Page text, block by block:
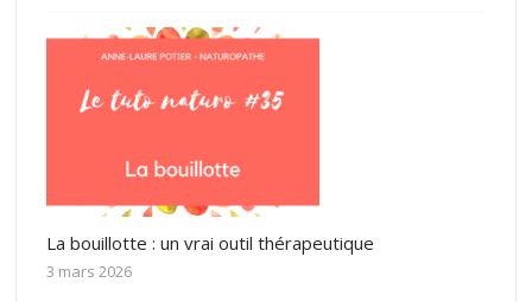
La bouillotte : un vrai outil thérapeutique
3 mars 2026